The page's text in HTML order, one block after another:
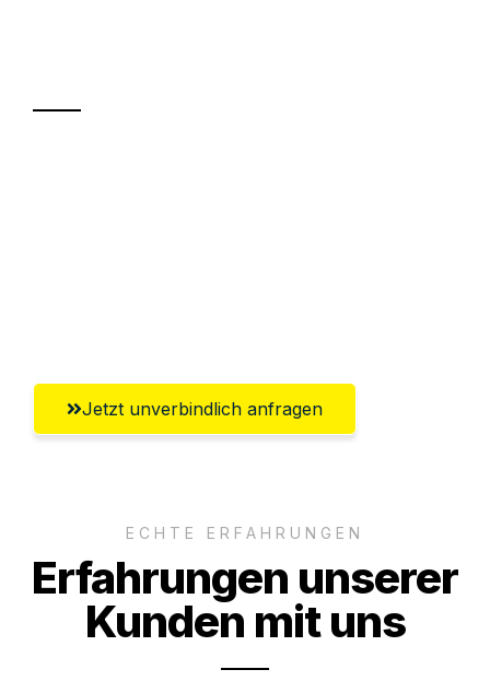
Jetzt unverbindlich anfragen
ECHTE ERFAHRUNGEN
Erfahrungen unserer
Kunden mit uns